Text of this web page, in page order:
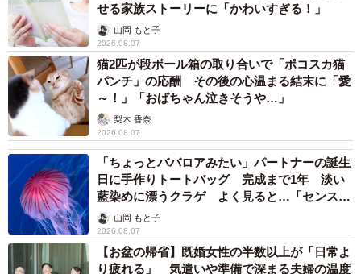
せる家族ストーリーに「かわいすぎる！」
山岡 もと子
2026.08.07
猫2匹が段ボール箱の取り合いで「ポコスカ猫
パンチ」の応酬 その後の心温まる結末に「愛
～！」「おばちゃん泣きそうや…」
梨木 香奈
2026.08.07
「ちょっとババロアみたい」パートナーの誕生
日に手作りトートバッグ 完成まで1年 淡い
藍染めに漂うクラゲ よく見ると…「センスす
ごい」山岡 もと子
2026.08.07
【お盆の帰省】既婚女性の半数以上が「日常よ
り疲れる」 気遣いや準備で深まる夫婦の温度